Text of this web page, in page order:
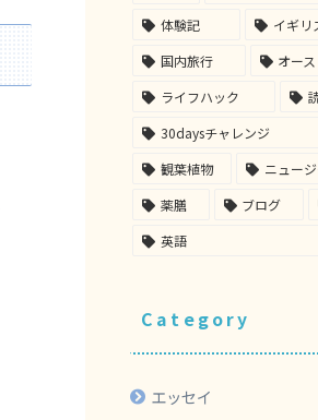
体験記
イギリ
国内旅行
オー
ライフハック
30daysチャレンジ
観葉植物
ニュー
薬膳
ブログ
英語
Category
エッセイ